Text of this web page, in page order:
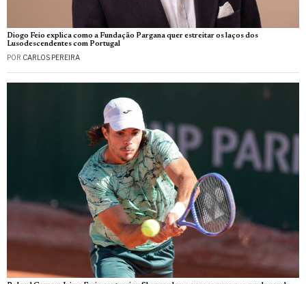
Diogo Feio explica como a Fundação Pargana quer estreitar os laços dos
Lusodescendentes com Portugal
POR CARLOS PEREIRA